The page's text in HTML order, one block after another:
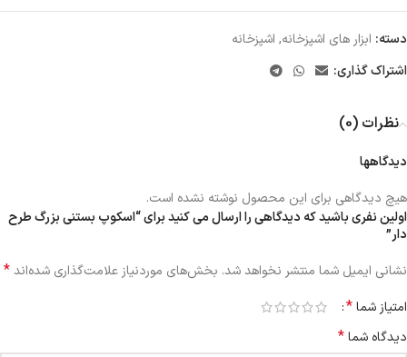
دسته: ابزار های اشپزخانه, اشپزخانه
اشتراک گذاری:
نظرات (0)
دیدگاهها
هیچ دیدگاهی برای این محصول نوشته نشده است.
اولین نفری باشید که دیدگاهی را ارسال می کنید برای “اسکوپ بستنی بزرگ طرح
دار”
نشانی ایمیل شما منتشر نخواهد شد. بخش‌های موردنیاز علامت‌گذاری شده‌اند*
امتیاز شما*
دیدگاه شما*